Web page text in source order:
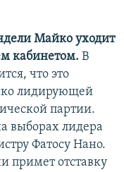
Майко уходит
кабинетом. В
что это
лидирующей
партии.
выборах лидера
Фатосу Нано.
примет отставку